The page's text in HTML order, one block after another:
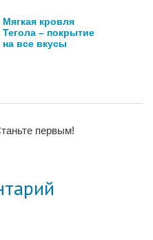
Мягкая кровля
Тегола – покрытие
на все вкусы
первым!